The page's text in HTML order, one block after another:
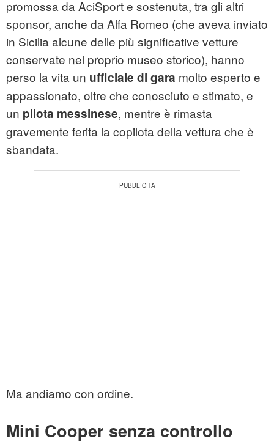
promossa da AciSport e sostenuta, tra gli altri
sponsor, anche da Alfa Romeo (che aveva inviato
in Sicilia alcune delle più significative vetture
conservate nel proprio museo storico), hanno
perso la vita un ufficiale di gara molto esperto e
appassionato, oltre che conosciuto e stimato, e
un pilota messinese, mentre è rimasta
gravemente ferita la copilota della vettura che è
sbandata.
Ma andiamo con ordine.
Mini Cooper senza controllo